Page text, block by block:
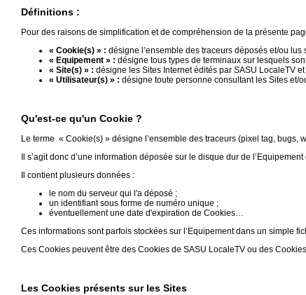
Vidéos
Prémium
Inscription
Définitions :
Pour des raisons de simplification et de compréhension de la présente
« Cookie(s) » : désigne l’ensemble des traceurs déposés et/ou
« Equipement » : désigne tous types de terminaux sur lesquels
« Site(s) » : désigne les Sites Internet édités par SASU LocaleTV
« Utilisateur(s) » : désigne toute personne consultant les Sites et/
Qu'est-ce qu'un Cookie ?
Le terme « Cookie(s) » désigne l’ensemble des traceurs (pixel tag,
Il s’agit donc d’une information déposée sur le disque dur de
Il contient plusieurs données :
le nom du serveur qui l'a déposé ;
un identifiant sous forme de numéro unique ;
éventuellement une date d'expiration de Cookies…
Ces informations sont parfois stockées sur l’Equipement dans un simple
Ces Cookies peuvent être des Cookies de SASU LocaleTV ou des
Les Cookies présents sur les Sites